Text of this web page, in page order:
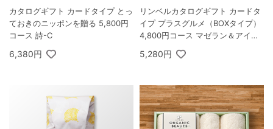
カタログギフト カードタイプ とっ
ておきのニッポンを贈る 5,800円
コース 詩-C
6,380円
リンベルカタログギフト カードタ
イプ プラスグルメ（BOXタイプ）
4,800円コース マゼラン＆アイリ
5,280円